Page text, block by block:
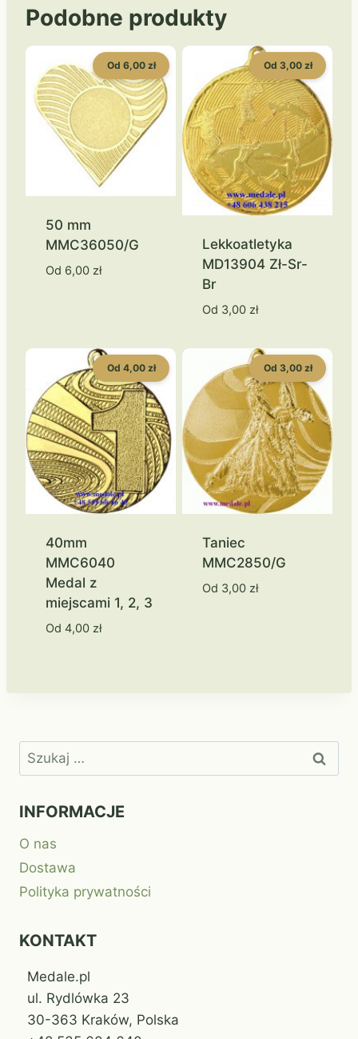
Podobne produkty
Od 6,00 zł
50 mm
MMC36050/G
Od 6,00 zł
Od 3,00 zł
Lekkoatletyka
MD13904 Zł-Sr-
Br
Od 3,00 zł
Od 4,00 zł
40mm
MMC6040
Medal z
miejscami 1, 2, 3
Od 4,00 zł
Od 3,00 zł
Taniec
MMC2850/G
Od 3,00 zł
Szukaj:
INFORMACJE
O nas
Dostawa
Polityka prywatności
KONTAKT
Medale.pl
ul. Rydlówka 23
30-363 Kraków, Polska